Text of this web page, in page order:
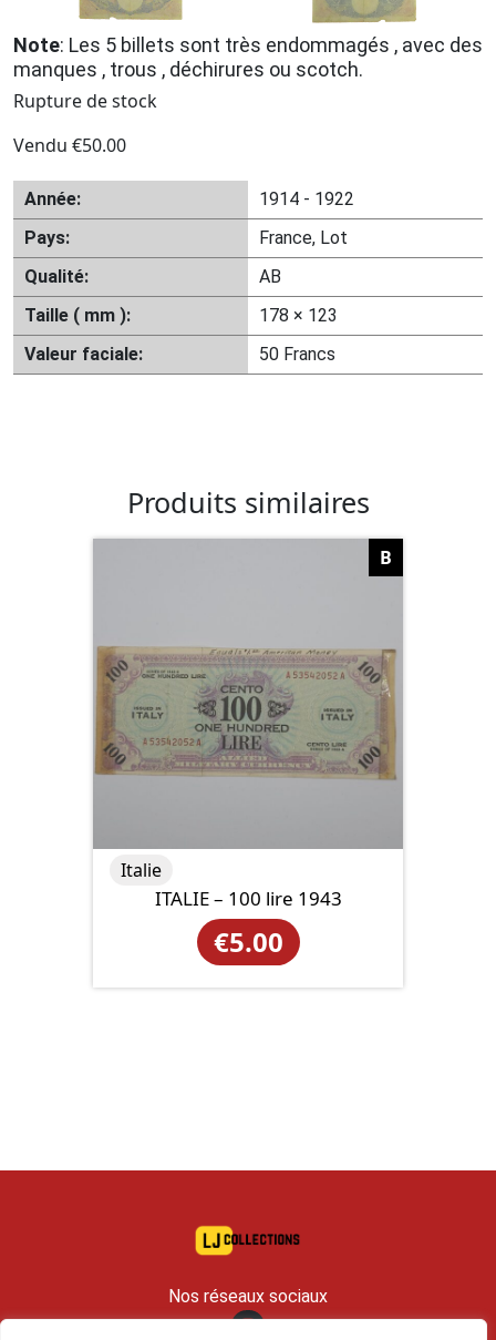
Note: Les 5 billets sont très endommagés , avec des
manques , trous , déchirures ou scotch.
Rupture de stock
Vendu €50.00
Année:
1914 - 1922
Pays:
France, Lot
Qualité:
AB
Taille ( mm ):
178 × 123
Valeur faciale:
50 Francs
Produits similaires
B
ITALIE – 100 lire 1943
€5.00
Italie
Nos réseaux sociaux